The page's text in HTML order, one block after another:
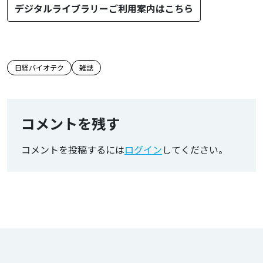
デジタルライブラリーご利用案内はこちら
この記事のタグ
日経バイオテク 雑誌
コメントを残す
コメントを投稿するにはログインしてください。